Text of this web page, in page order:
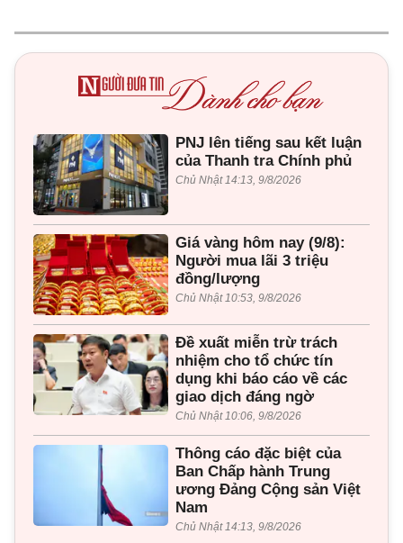
PNJ lên tiếng sau kết luận
của Thanh tra Chính phủ
Chủ Nhật 14:13, 9/8/2026
Giá vàng hôm nay (9/8):
Người mua lãi 3 triệu
đồng/lượng
Chủ Nhật 10:53, 9/8/2026
Đề xuất miễn trừ trách
nhiệm cho tổ chức tín
dụng khi báo cáo về các
giao dịch đáng ngờ
Chủ Nhật 10:06, 9/8/2026
Thông cáo đặc biệt của
Ban Chấp hành Trung
ương Đảng Cộng sản Việt
Nam
Chủ Nhật 14:13, 9/8/2026